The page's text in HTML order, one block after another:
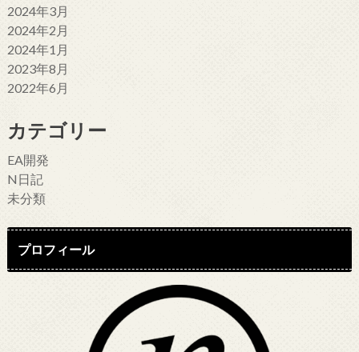
2024年3月
2024年2月
2024年1月
2023年8月
2022年6月
カテゴリー
EA開発
N日記
未分類
プロフィール